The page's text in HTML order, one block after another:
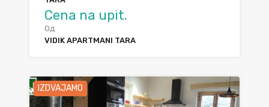
Cena na upit.
Од
VIDIK APARTMANI TARA
IZDVAJAMO